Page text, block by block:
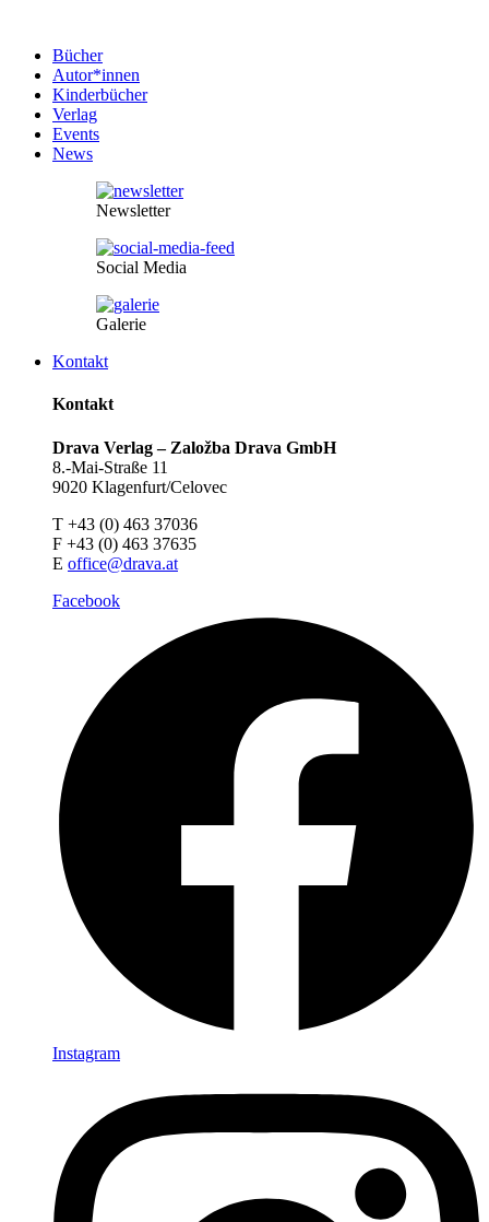
Bücher
Autor*innen
Kinderbücher
Verlag
Events
News
Newsletter
Social Media
Galerie
Kontakt
Kontakt
Drava Verlag – Založba Drava GmbH
8.-Mai-Straße 11
9020 Klagenfurt/Celovec
T +43 (0) 463 37036
F +43 (0) 463 37635
E office@drava.at
Facebook
Instagram